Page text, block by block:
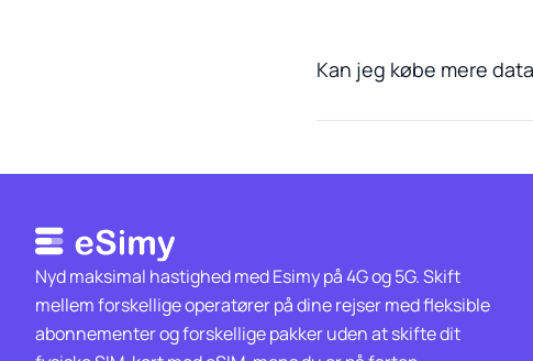
Kan jeg købe mere
Nyd maksimal hastighed med Esimy på 4G og 5G. Skift
mellem forskellige operatører på dine rejser med fleksible
abonnementer og forskellige pakker uden at skifte dit